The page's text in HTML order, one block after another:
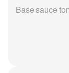
Base sauce